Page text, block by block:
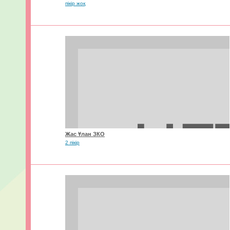
пікір жоқ
Жас Ұлан ЗКО
2 пікір